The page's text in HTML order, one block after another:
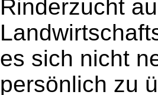
Rinderzucht
es sich nicht
persönlich zu